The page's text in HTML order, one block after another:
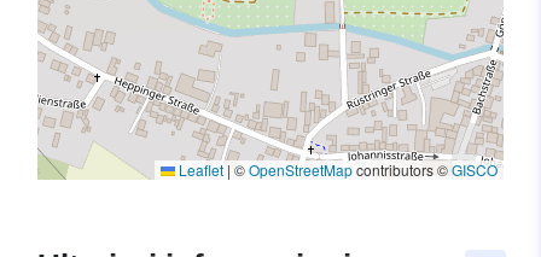
Leaflet | ©OpenStreetMapcontributors ©GISCO